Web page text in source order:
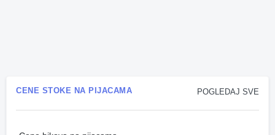
POGLEDAJ SVE
CENE STOKE NA PIJACAMA